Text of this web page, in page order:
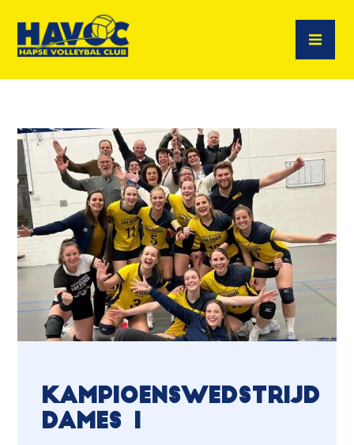
Kampioenswedstrijd
Dames 1